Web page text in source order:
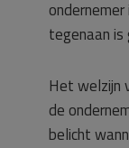
tegenaan is
Het welzijn
de
belicht